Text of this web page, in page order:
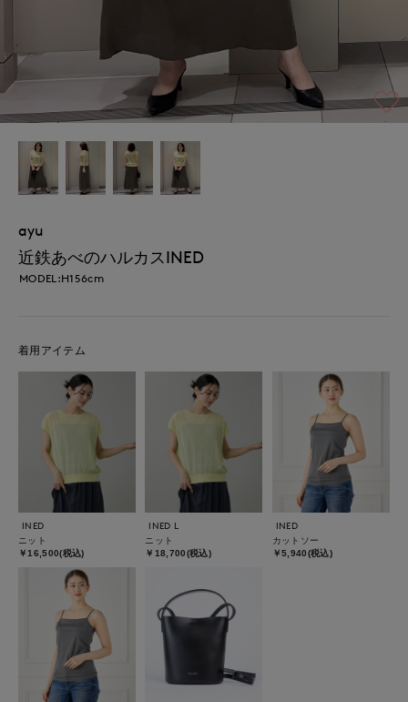
ayu
近鉄あべのハルカスINED
MODEL:H156cm
着用アイテム
INED
ニット
￥16,500(税込)
INED L
ニット
￥18,700(税込)
INED
カットソー
￥5,940(税込)